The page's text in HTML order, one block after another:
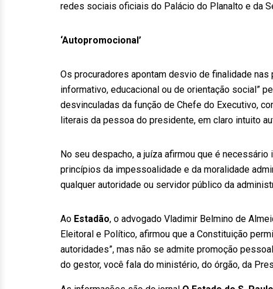
redes sociais oficiais do Palácio do Planalto e da
‘Autopromocional’
Os procuradores apontam desvio de finalidade
informativo, educacional ou de orientação social”
desvinculadas da função de Chefe do Executivo,
literais da pessoa do presidente, em claro intuito
No seu despacho, a juíza afirmou que é
princípios da impessoalidade e da moralidade
qualquer autoridade ou servidor público da
Ao Estadão, o advogado Vladimir Belmino de
Eleitoral e Político, afirmou que a Constituição
autoridades”, mas não se admite promoção
do gestor, você fala do ministério, do órgão, da